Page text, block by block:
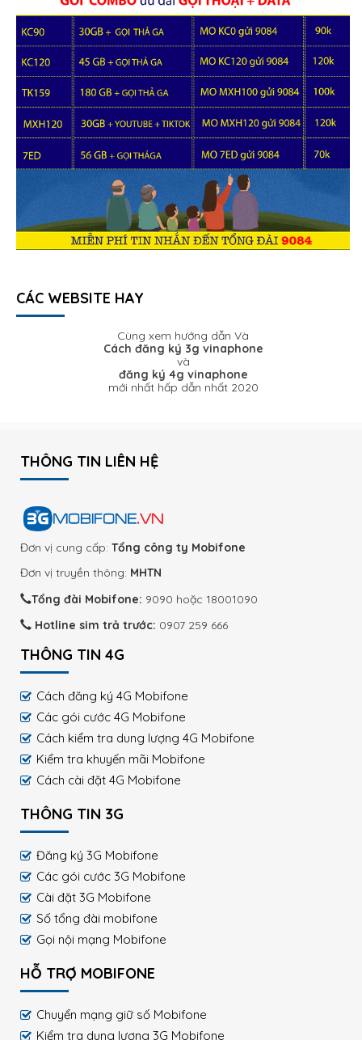
CÁC WEBSITE HAY
Cùng xem hướng dẫn Và
Cách đăng ký 3g vinaphone
và
đăng ký 4g vinaphone
mới nhất hấp dẫn nhất 2020
THÔNG TIN LIÊN HỆ
Đơn vị cung cấp: Tổng công ty Mobifone
Đơn vị truyền thông: MHTN
Tổng đài Mobifone: 9090 hoặc 18001090
Hotline sim trả trước: 0907 259 666
THÔNG TIN 4G
Cách đăng ký 4G Mobifone
Các gói cước 4G Mobifone
Cách kiểm tra dung lượng 4G Mobifone
Kiểm tra khuyến mãi Mobifone
Cách cài đặt 4G Mobifone
THÔNG TIN 3G
Đăng ký 3G Mobifone
Các gói cước 3G Mobifone
Cài đặt 3G Mobifone
Số tổng đài mobifone
Gọi nội mạng Mobifone
HỖ TRỢ MOBIFONE
Chuyển mạng giữ số Mobifone
Kiểm tra dung lượng 3G Mobifone